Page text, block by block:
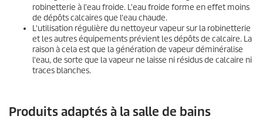
robinetterie à l'eau froide. L'eau froide forme en effet moins
de dépôts calcaires que l'eau chaude.
L'utilisation régulière du nettoyeur vapeur sur la robinetterie
et les autres équipements prévient les dépôts de calcaire. La
raison à cela est que la génération de vapeur déminéralise
l'eau, de sorte que la vapeur ne laisse ni résidus de calcaire ni
traces blanches.
Produits adaptés à la salle de bains